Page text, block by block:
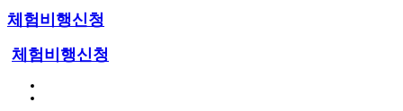
체험비행신청
체험비행신청